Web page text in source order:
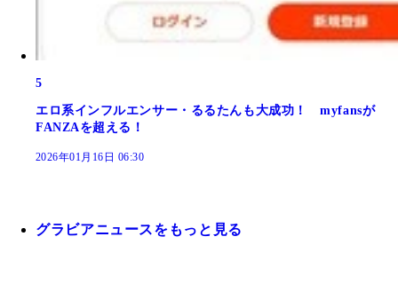
5
エロ系インフルエンサー・るるたんも大成功！ myfansが
FANZAを超える！
2026年01月16日 06:30
グラビアニュースをもっと見る